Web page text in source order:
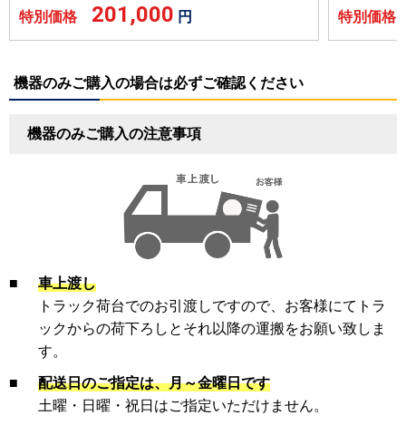
特別価格 201,000 円
特別価
機器のみご購入の場合は必ずご確認ください
機器のみご購入の注意事項
■
車上渡し
トラック荷台でのお引渡しですので、お客様にてトラ
ックからの荷下ろしとそれ以降の運搬をお願い致しま
す。
■
配送日のご指定は、月～金曜日です
土曜・日曜・祝日はご指定いただけません。